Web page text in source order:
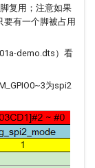
参考
用参考
用参考
参考
使用参考
复用；注意如果
有一个脚被占用
demo.dts）看
为spi2